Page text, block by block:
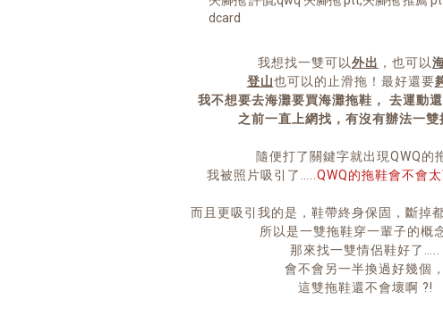
我想找一雙可以外出 ，也可以
登山也可以的止滑拖！最好還要
我不想要去海灘要買海灘拖鞋， 去運動
之前一直上網找，有沒有辦法一雙
隨便打了關鍵字就出現QWQ的
我被照片吸引了….. QWQ的拖鞋會不會
而且更吸引我的是，鞋帶終身保固，斷掉
所以是一雙拖鞋穿一輩子的概
那來找一雙情侶鞋好了…..
會不會另一半換過好幾個，
這雙拖鞋還不會壞啊 ?!